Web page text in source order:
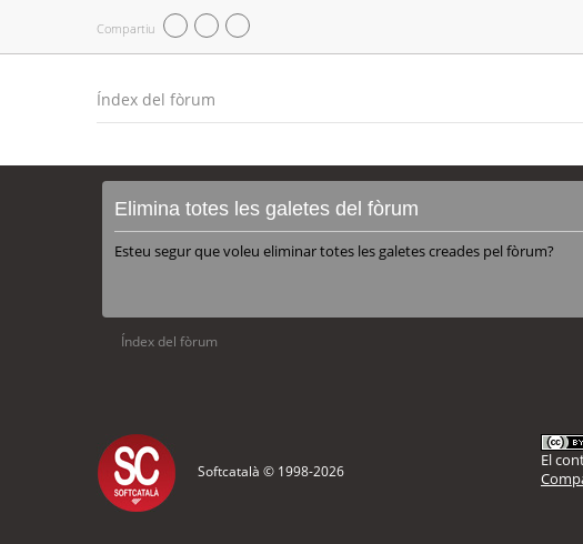
Compartiu
Índex del fòrum
Elimina totes les galetes del fòrum
Esteu segur que voleu eliminar totes les galetes creades pel fòrum?
Índex del fòrum
Softcatalà © 1998-2026
El